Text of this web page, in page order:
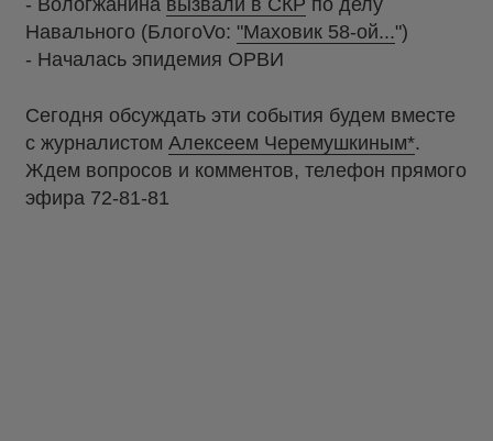
- Вологжанина вызвали в СКР по делу
Навального (БлогоVo: "Маховик 58-ой...")
- Началась эпидемия ОРВИ
Сегодня обсуждать эти события будем вместе
с журналистом Алексеем Черемушкиным*.
Ждем вопросов и комментов, телефон прямого
эфира 72-81-81